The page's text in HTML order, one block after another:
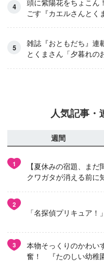
頭に紫陽花をちょこ
ごす『カエルさんとく
雑誌『おともだち』
とくまさん「夕暮れの
人気記事・
週間
1
【夏休みの宿題、ま
クワガタが消える前に
2
「名探偵プリキュア！
3
本物そっくりのかわい
奮！ 『たのしい幼稚